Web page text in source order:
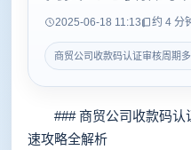
2025-06-18 11:13 约 4 分
商贸公司收款码认证审核周期多
### 商贸公司收款码认
速攻略全解析